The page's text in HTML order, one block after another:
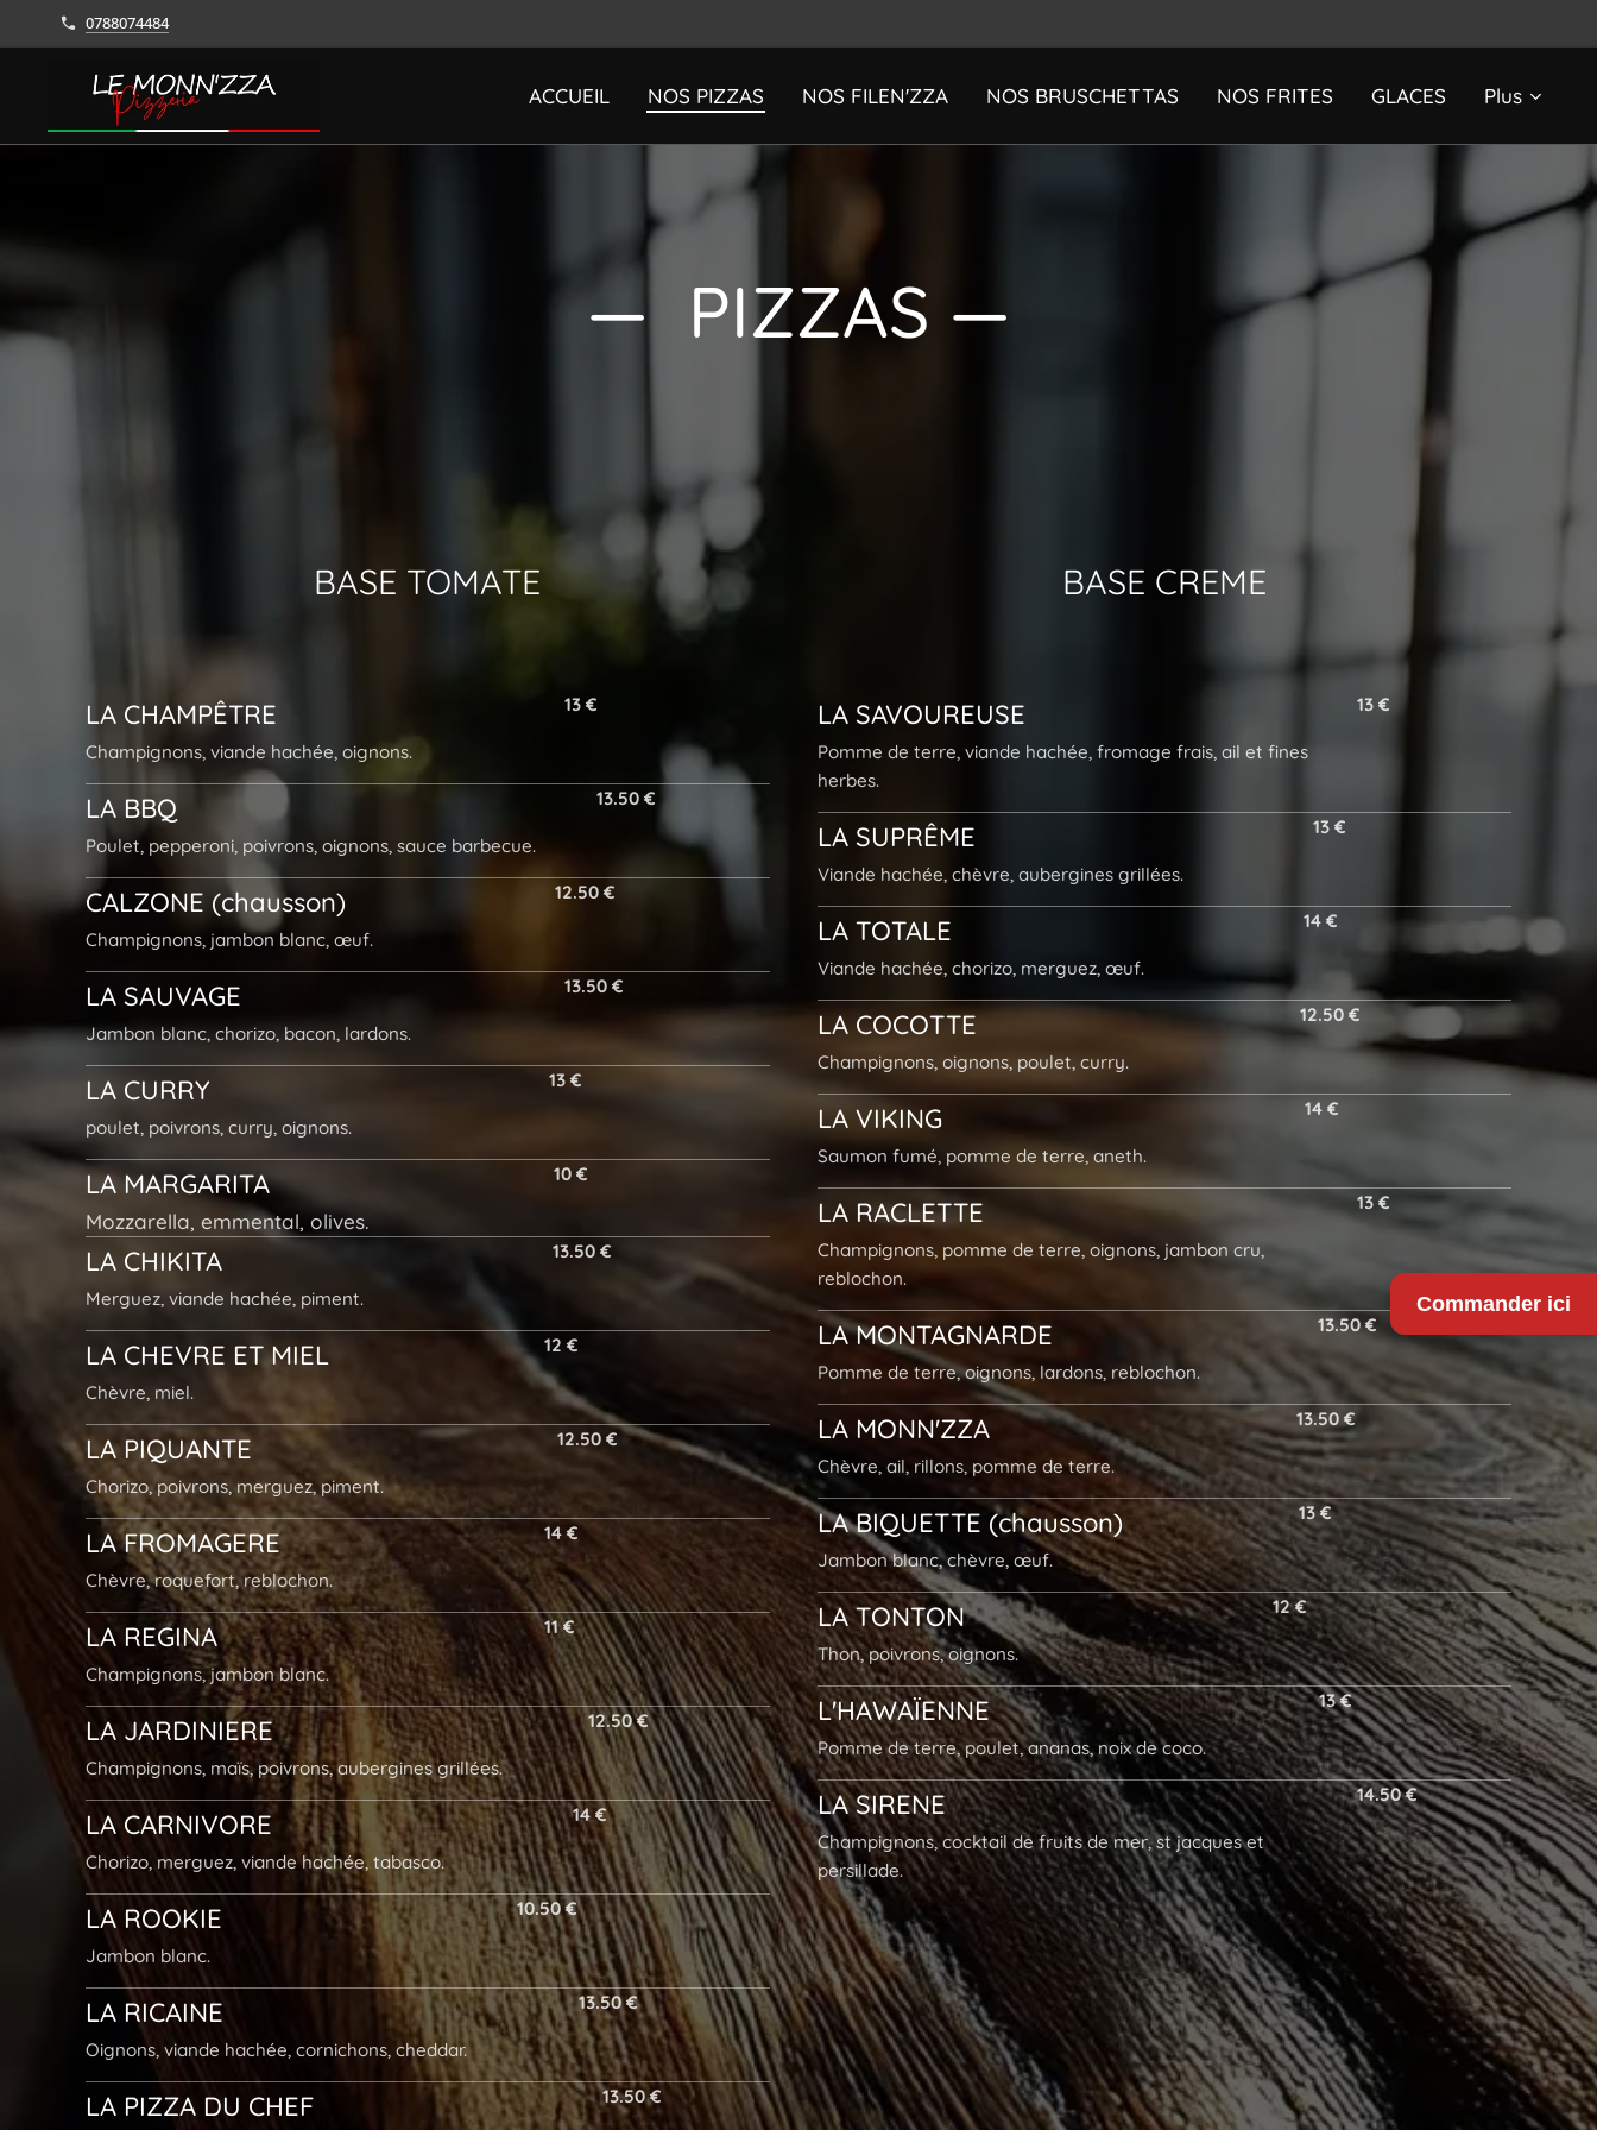
Commander ici
0788074484
ACCUEIL NOS PIZZAS NOS FILEN'ZZA NOS BRUSCHETTAS NOS FRITES GLACES Plus
— PIZZAS —
BASE TOMATE
LA CHAMPÊTRE
Champignons, viande hachée, oignons.
13 €
LA BBQ
Poulet, pepperoni, poivrons, oignons, sauce barbecue.
13.50 €
CALZONE (chausson)
Champignons, jambon blanc, œuf.
12.50 €
LA SAUVAGE
Jambon blanc, chorizo, bacon, lardons.
13.50 €
LA CURRY
poulet, poivrons, curry, oignons.
13 €
LA MARGARITA
Mozzarella, emmental, olives.
10 €
LA CHIKITA
Merguez, viande hachée, piment.
13.50 €
LA CHEVRE ET MIEL
Chèvre, miel.
12 €
LA PIQUANTE
Chorizo, poivrons, merguez, piment.
12.50 €
LA FROMAGERE
Chèvre, roquefort, reblochon.
14 €
LA REGINA
Champignons, jambon blanc.
11 €
LA JARDINIERE
Champignons, maïs, poivrons, aubergines grillées.
12.50 €
LA CARNIVORE
Chorizo, merguez, viande hachée, tabasco.
14 €
LA ROOKIE
Jambon blanc.
10.50 €
LA RICAINE
Oignons, viande hachée, cornichons, cheddar.
13.50 €
LA PIZZA DU CHEF 13.50 €
BASE CREME
LA SAVOUREUSE
Pomme de terre, viande hachée, fromage frais, ail et fines
herbes.
13 €
LA SUPRÊME
Viande hachée, chèvre, aubergines grillées.
13 €
LA TOTALE
Viande hachée, chorizo, merguez, œuf.
14 €
LA COCOTTE
Champignons, oignons, poulet, curry.
12.50 €
LA VIKING
Saumon fumé, pomme de terre, aneth.
14 €
LA RACLETTE
Champignons, pomme de terre, oignons, jambon cru,
reblochon.
13 €
LA MONTAGNARDE
Pomme de terre, oignons, lardons, reblochon.
13.50 €
LA MONN'ZZA
Chèvre, ail, rillons, pomme de terre.
13.50 €
LA BIQUETTE (chausson)
Jambon blanc, chèvre, œuf.
13 €
LA TONTON
Thon, poivrons, oignons.
12 €
L'HAWAÏENNE
Pomme de terre, poulet, ananas, noix de coco.
13 €
LA SIRENE
Champignons, cocktail de fruits de mer, st jacques et
persillade.
14.50 €